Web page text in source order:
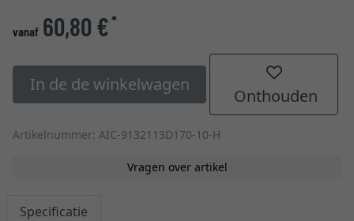
vanaf 60,80 €*
In de de winkelwagen
Onthouden
Artikelnummer: AIC-9132113D170-10-H
Vragen over artikel
Specificatie